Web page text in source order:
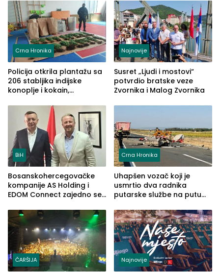
Crna Hronika
Policija otkrila plantažu sa
206 stabljika indijske
konoplje i kokain,
(FOTO)
Najnovije
Susret „Ljudi i mostovi“
potvrdio bratske veze
Zvornika i Malog Zvornika
BiH
Bosanskohercegovačke
kompanije AS Holding i
EDOM Connect zajedno se
Crna Hronika
Uhapšen vozač koji je
usmrtio dva radnika
putarske službe na putu
(FOTO)
ČARŠIJA Najnovije